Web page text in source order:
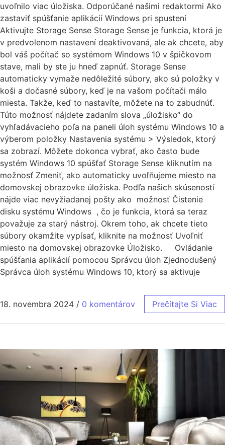
uvoľnilo viac úložiska. Odporúčané našimi redaktormi Ako
zastaviť spúšťanie aplikácií Windows pri spustení
Aktivujte Storage Sense Storage Sense je funkcia, ktorá je
v predvolenom nastavení deaktivovaná, ale ak chcete, aby
bol váš počítač so systémom Windows 10 v špičkovom
stave, mali by ste ju hneď zapnúť. Storage Sense
automaticky vymaže nedôležité súbory, ako sú položky v
koši a dočasné súbory, keď je na vašom počítači málo
miesta. Takže, keď to nastavíte, môžete na to zabudnúť.
Túto možnosť nájdete zadaním slova „úložisko“ do
vyhľadávacieho poľa na paneli úloh systému Windows 10 a
výberom položky Nastavenia systému > Výsledok, ktorý
sa zobrazí. Môžete dokonca vybrať, ako často bude
systém Windows 10 spúšťať Storage Sense kliknutím na
možnosť Zmeniť, ako automaticky uvoľňujeme miesto na
domovskej obrazovke úložiska. Podľa našich skúseností
nájde viac nevyžiadanej pošty ako možnosť Čistenie
disku systému Windows , čo je funkcia, ktorá sa teraz
považuje za starý nástroj. Okrem toho, ak chcete tieto
súbory okamžite vypísať, kliknite na možnosť Uvoľniť
miesto na domovskej obrazovke Úložisko. Ovládanie
spúšťania aplikácií pomocou Správcu úloh Zjednodušený
Správca úloh systému Windows 10, ktorý sa aktivuje
18. novembra 2024 / 0 komentárov Prečítajte Si Viac